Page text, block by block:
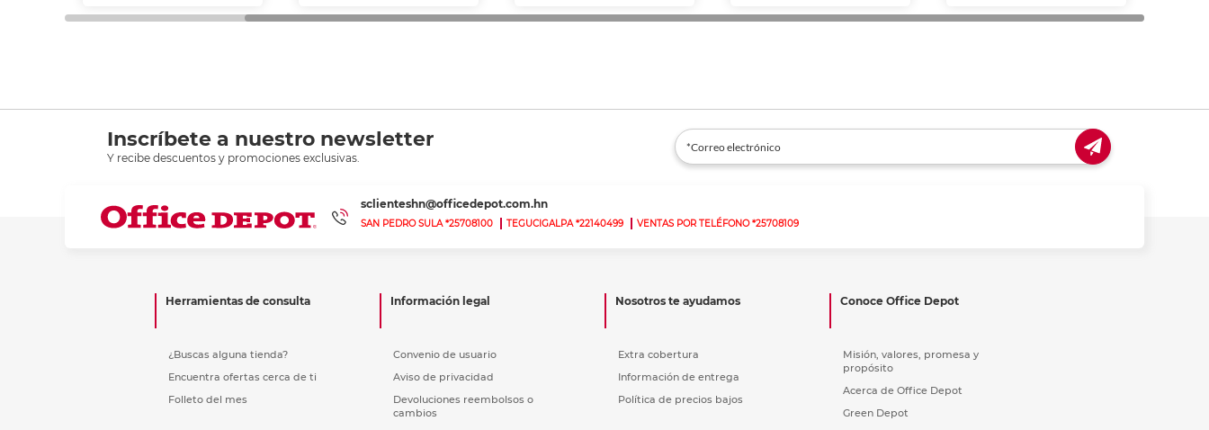
Inscríbete a nuestro newsletter
Y recibe descuentos y promociones exclusivas.
sclienteshn@officedepot.com.hn
SAN PEDRO SULA *25708100 TEGUCIGALPA *22140499 VENTAS POR TELÉFONO *25708109
Herramientas de consulta
¿Buscas alguna tienda?
Encuentra ofertas cerca de ti
Folleto del mes
Información legal
Convenio de usuario
Aviso de privacidad
Devoluciones reembolsos o
cambios
Nosotros te ayudamos
Extra cobertura
Información de entrega
Política de precios bajos
Conoce Office Depot
Misión, valores, promesa y
propósito
Acerca de Office Depot
Green Depot